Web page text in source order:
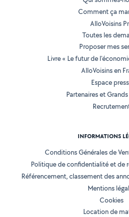
Comment ça
AlloVoisins
Toutes les
Proposer mes
Livre « Le futur de
AlloVoisins en
Espace
Partenaires et
INFORMATIONS
Conditions Générales de
Politique de confidentialité et de
Référencement, classement des
Mentions
Cookies
Location de